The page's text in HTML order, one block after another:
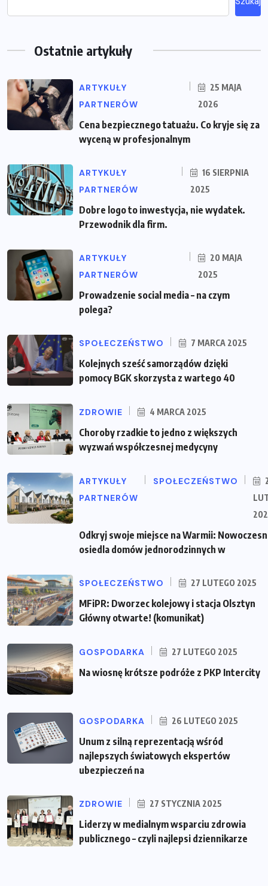
Ostatnie artykuły
ARTYKUŁY
PARTNERÓW
25 MAJA
2026
Cena bezpiecznego tatuażu. Co kryje się za
wyceną w profesjonalnym
ARTYKUŁY
PARTNERÓW
16 SIERPNIA
2025
Dobre logo to inwestycja, nie wydatek.
Przewodnik dla firm.
ARTYKUŁY
PARTNERÓW
20 MAJA
2025
Prowadzenie social media – na czym
polega?
SPOŁECZEŃSTWO 7 MARCA 2025
Kolejnych sześć samorządów dzięki
pomocy BGK skorzysta z wartego 40
ZDROWIE 4 MARCA 2025
Choroby rzadkie to jedno z większych
wyzwań współczesnej medycyny
ARTYKUŁY
PARTNERÓW
SPOŁECZEŃSTWO
Odkryj swoje miejsce na Warmii:
osiedla domów jednorodzinnych w
SPOŁECZEŃSTWO 27 LUTEGO 2025
MFiPR: Dworzec kolejowy i stacja Olsztyn
Główny otwarte! (komunikat)
GOSPODARKA 27 LUTEGO 2025
Na wiosnę krótsze podróże z PKP Intercity
GOSPODARKA 26 LUTEGO 2025
Unum z silną reprezentacją wśród
najlepszych światowych ekspertów
ubezpieczeń na
ZDROWIE 27 STYCZNIA 2025
Liderzy w medialnym wsparciu zdrowia
publicznego – czyli najlepsi dziennikarze